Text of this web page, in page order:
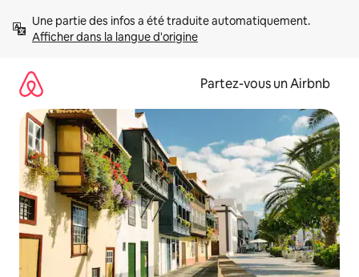
directement
Afficher dans la langue d'origine
Partez-vous un Airbnb